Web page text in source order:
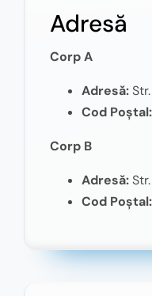
Adresă
Corp A
Adresă:Str.
Cod Poștal:
Corp B
Adresă:
Cod Poștal: